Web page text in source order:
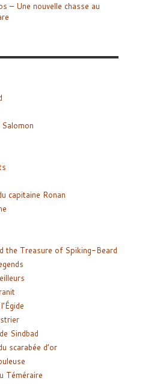
– Une nouvelle chasse au
capitaine Ronan
the Treasure of Spiking-Beard
Sindbad
scarabée d’or
Téméraire